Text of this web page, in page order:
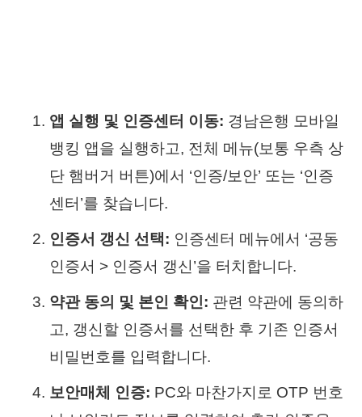
앱 실행 및 인증센터 이동: 경남은행 모바일
뱅킹 앱을 실행하고, 전체 메뉴(보통 우측 상
단 햄버거 버튼)에서 ‘인증/보안’ 또는 ‘인증
센터’를 찾습니다.
인증서 갱신 선택: 인증센터 메뉴에서 ‘공동
인증서 > 인증서 갱신’을 터치합니다.
약관 동의 및 본인 확인: 관련 약관에 동의하
고, 갱신할 인증서를 선택한 후 기존 인증서
비밀번호를 입력합니다.
보안매체 인증: PC와 마찬가지로 OTP 번호